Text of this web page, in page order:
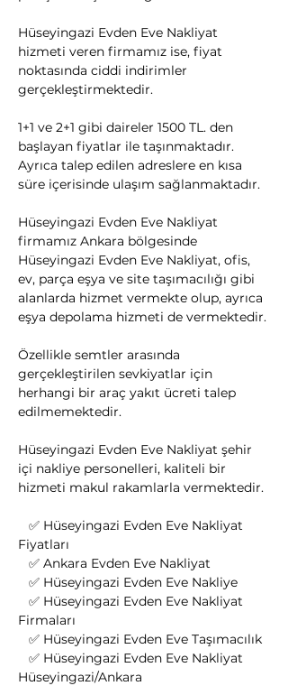
Hüseyingazi Evden Eve Nakliyat
hizmeti veren firmamız ise, fiyat
noktasında ciddi indirimler
gerçekleştirmektedir.
1+1 ve 2+1 gibi daireler 1500 TL. den
başlayan fiyatlar ile taşınmaktadır.
Ayrıca talep edilen adreslere en kısa
süre içerisinde ulaşım sağlanmaktadır.
Hüseyingazi Evden Eve Nakliyat
firmamız Ankara bölgesinde
Hüseyingazi Evden Eve Nakliyat, ofis,
ev, parça eşya ve site taşımacılığı gibi
alanlarda hizmet vermekte olup, ayrıca
eşya depolama hizmeti de vermektedir.
Özellikle semtler arasında
gerçekleştirilen sevkiyatlar için
herhangi bir araç yakıt ücreti talep
edilmemektedir.
Hüseyingazi Evden Eve Nakliyat şehir
içi nakliye personelleri, kaliteli bir
hizmeti makul rakamlarla vermektedir.
Fiyatları
   ✅ Ankara Evden Eve Nakliyat
   ✅ Hüseyingazi Evden Eve Nakliye
Firmaları
   ✅ Hüseyingazi Evden Eve Taşımacılık
Hüseyingazi/Ankara